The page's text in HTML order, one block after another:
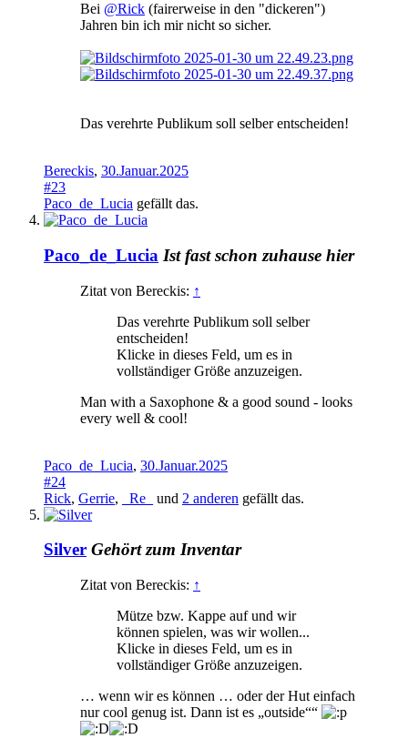
Bei @Rick (fairerweise in den "dickeren")
Jahren bin ich mir nicht so sicher.
Das verehrte Publikum soll selber entscheiden!
Bereckis, 30.Januar.2025
#23
Paco_de_Lucia gefällt das.
Paco_de_Lucia Ist fast schon zuhause hier
Zitat von Bereckis: ↑
Das verehrte Publikum soll selber
entscheiden!
Klicke in dieses Feld, um es in
vollständiger Größe anzuzeigen.
Man with a Saxophone & a good sound - looks
every well & cool!
Paco_de_Lucia, 30.Januar.2025
#24
Rick, Gerrie, _Re_ und 2 anderen gefällt das.
Silver Gehört zum Inventar
Zitat von Bereckis: ↑
Mütze bzw. Kappe auf und wir
können spielen, was wir wollen...
Klicke in dieses Feld, um es in
vollständiger Größe anzuzeigen.
… wenn wir es können … oder der Hut einfach
nur cool genug ist. Dann ist es „outside““